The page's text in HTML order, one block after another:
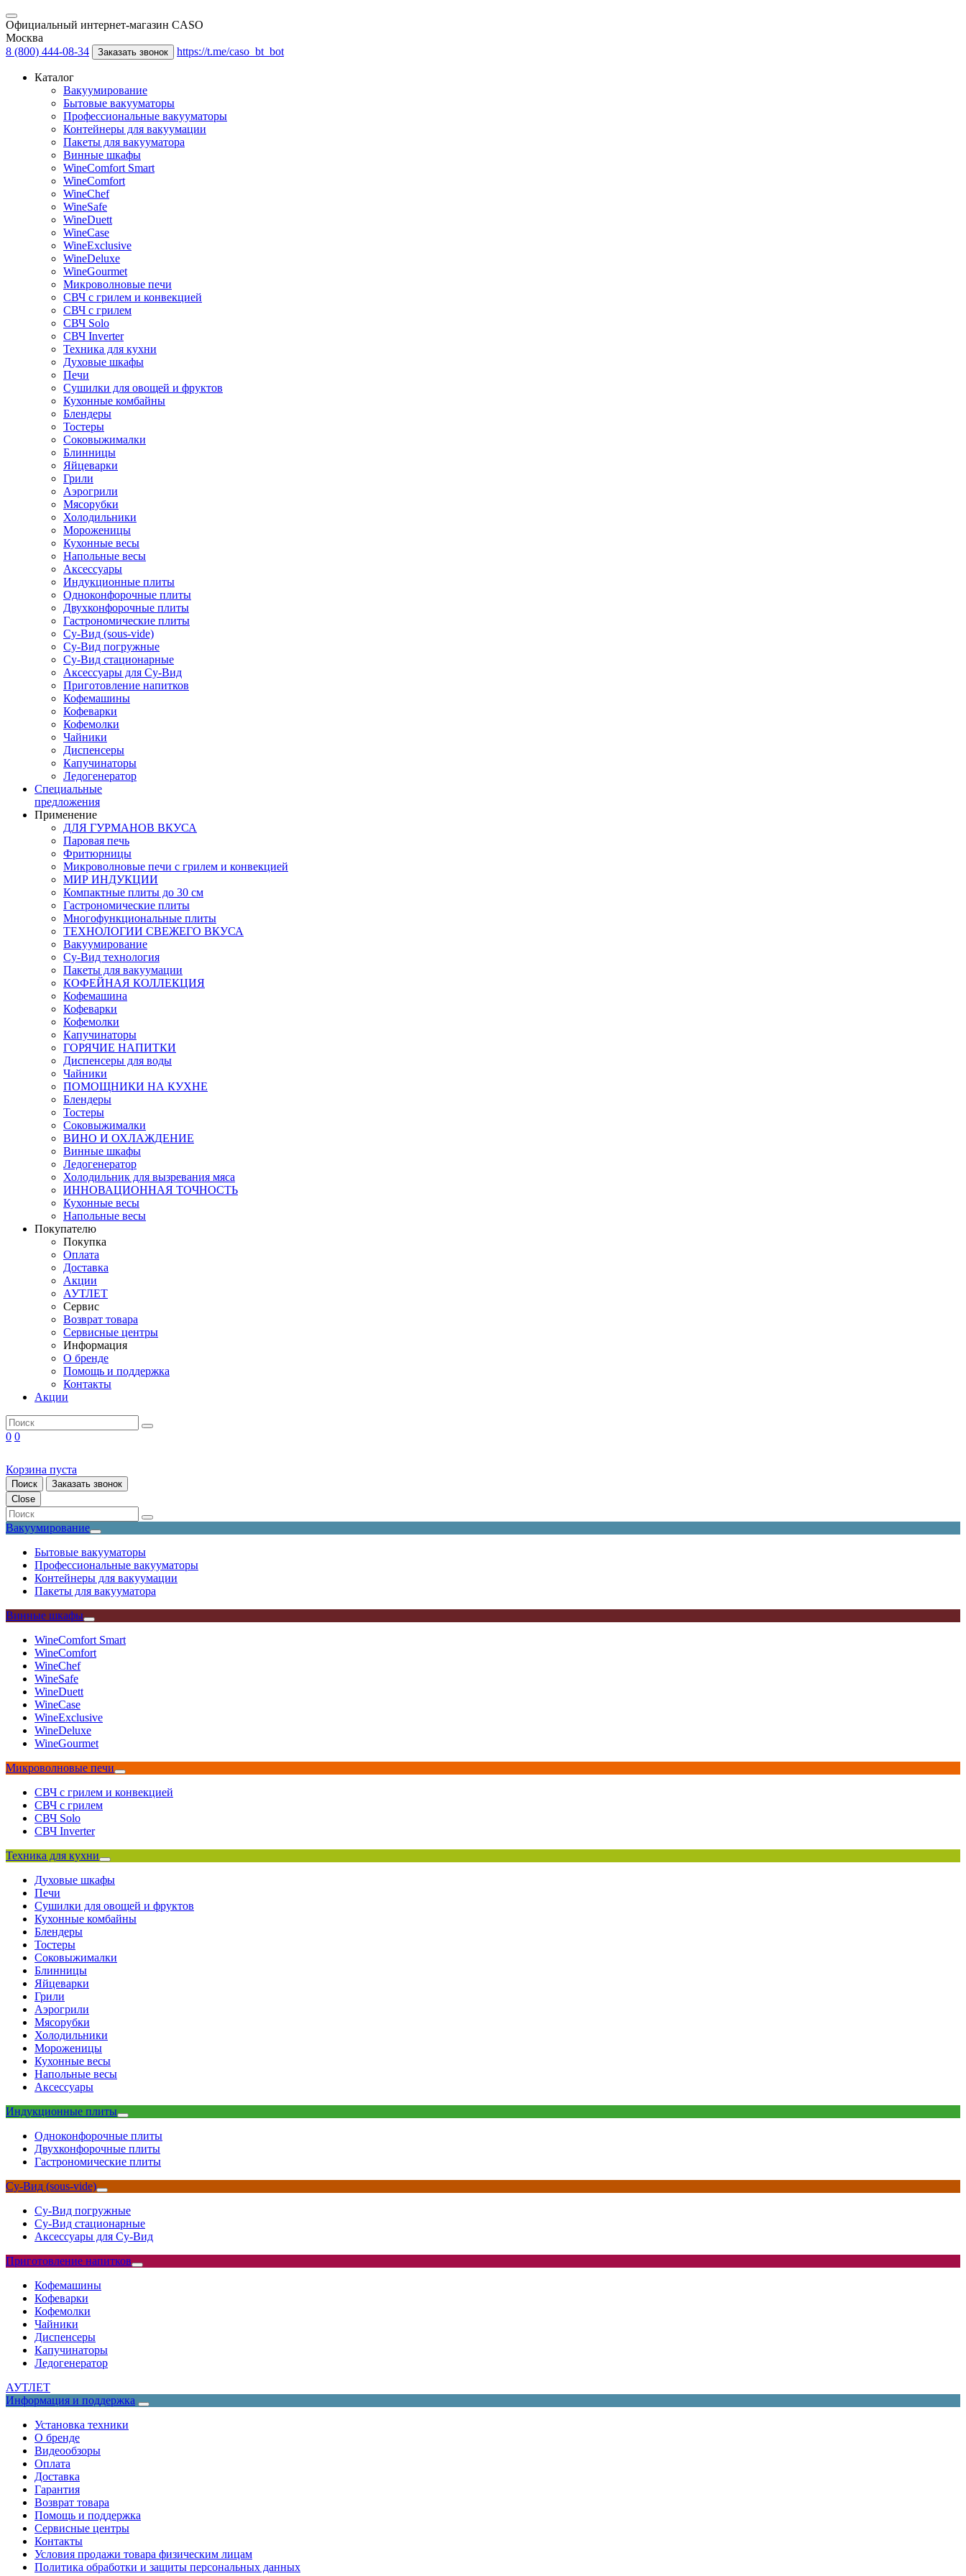
Официальный интернет-магазин CASO
Москва
8 (800) 444-08-34
Заказать звонок https://t.me/caso_bt_bot
Каталог
Вакуумирование
Бытовые вакууматоры
Профессиональные вакууматоры
Контейнеры для вакуумации
Пакеты для вакууматора
Винные шкафы
WineComfort Smart
WineComfort
WineChef
WineSafe
WineDuett
WineCase
WineExclusive
WineDeluxe
WineGourmet
Микроволновые печи
СВЧ с грилем и конвекцией
СВЧ с грилем
СВЧ Solo
СВЧ Inverter
Техника для кухни
Духовые шкафы
Печи
Сушилки для овощей и фруктов
Кухонные комбайны
Блендеры
Тостеры
Соковыжималки
Блинницы
Яйцеварки
Грили
Аэрогрили
Мясорубки
Холодильники
Мороженицы
Кухонные весы
Напольные весы
Аксессуары
Индукционные плиты
Одноконфорочные плиты
Двухконфорочные плиты
Гастрономические плиты
Су-Вид (sous-vide)
Су-Вид погружные
Су-Вид стационарные
Аксессуары для Су-Вид
Приготовление напитков
Кофемашины
Кофеварки
Кофемолки
Чайники
Диспенсеры
Капучинаторы
Ледогенератор
Специальные
предложения
Применение
ДЛЯ ГУРМАНОВ ВКУСА
Паровая печь
Фритюрницы
Микроволновые печи с грилем и конвекцией
МИР ИНДУКЦИИ
Компактные плиты до 30 см
Гастрономические плиты
Многофункциональные плиты
ТЕХНОЛОГИИ СВЕЖЕГО ВКУСА
Вакуумирование
Су-Вид технология
Пакеты для вакуумации
КОФЕЙНАЯ КОЛЛЕКЦИЯ
Кофемашина
Кофеварки
Кофемолки
Капучинаторы
ГОРЯЧИЕ НАПИТКИ
Диспенсеры для воды
Чайники
ПОМОЩНИКИ НА КУХНЕ
Блендеры
Тостеры
Соковыжималки
ВИНО И ОХЛАЖДЕНИЕ
Винные шкафы
Ледогенератор
Холодильник для вызревания мяса
ИННОВАЦИОННАЯ ТОЧНОСТЬ
Кухонные весы
Напольные весы
Покупателю
Покупка
Оплата
Доставка
Акции
АУТЛЕТ
Сервис
Возврат товара
Сервисные центры
Информация
О бренде
Помощь и поддержка
Контакты
Акции
0 0
Корзина пуста
Поиск
Заказать звонок
Close
Вакуумирование
Бытовые вакууматоры
Профессиональные вакууматоры
Контейнеры для вакуумации
Пакеты для вакууматора
Винные шкафы
WineComfort Smart
WineComfort
WineChef
WineSafe
WineDuett
WineCase
WineExclusive
WineDeluxe
WineGourmet
Микроволновые печи
СВЧ с грилем и конвекцией
СВЧ с грилем
СВЧ Solo
СВЧ Inverter
Техника для кухни
Духовые шкафы
Печи
Сушилки для овощей и фруктов
Кухонные комбайны
Блендеры
Тостеры
Соковыжималки
Блинницы
Яйцеварки
Грили
Аэрогрили
Мясорубки
Холодильники
Мороженицы
Кухонные весы
Напольные весы
Аксессуары
Индукционные плиты
Одноконфорочные плиты
Двухконфорочные плиты
Гастрономические плиты
Су-Вид (sous-vide)
Су-Вид погружные
Су-Вид стационарные
Аксессуары для Су-Вид
Приготовление напитков
Кофемашины
Кофеварки
Кофемолки
Чайники
Диспенсеры
Капучинаторы
Ледогенератор
АУТЛЕТ
Информация и поддержка
Установка техники
О бренде
Видеообзоры
Оплата
Доставка
Гарантия
Возврат товара
Помощь и поддержка
Сервисные центры
Контакты
Условия продажи товара физическим лицам
Политика обработки и защиты персональных данных